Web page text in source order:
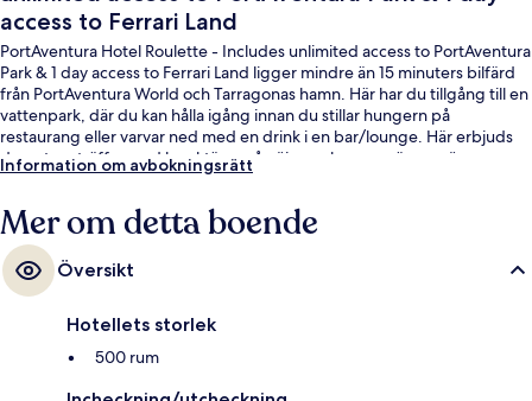
access to Ferrari Land
PortAventura Hotel Roulette - Includes unlimited access to PortAventura
Park & 1 day access to Ferrari Land ligger mindre än 15 minuters bilfärd
från PortAventura World och Tarragonas hamn. Här har du tillgång till en
vattenpark, där du kan hålla igång innan du stillar hungern på
restaurang eller varvar ned med en drink i en bar/lounge. Här erbjuds
dessutom träffar med karaktärer på nöjesparken, en säsongsöppen
utomhuspool och en barnpool.
Information om avbokningsrätt
Mer om detta boende
Översikt
Hotellets storlek
500 rum